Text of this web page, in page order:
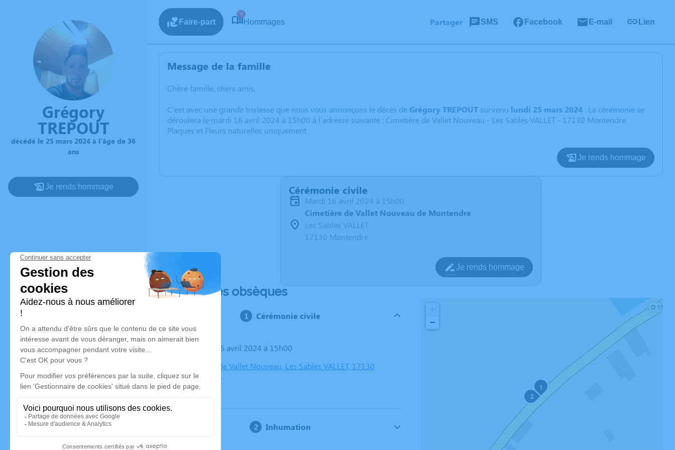
Grégory
TREPOUT
décédé le 25 mars 2024 à l'âge de 36
ans
Je rends hommage
Faire-part
38
Hommages Partager SMS Facebook E-mail Lien
Message de la famille
Chère famille, chers amis,
C'est avec une grande tristesse que nous vous annonçons le décès de Grégory TREPOUT survenu lundi 25 mars 2024 . La cérémonie se
déroulera le mardi 16 avril 2024 à 15h00 à l'adresse suivante : Cimetière de Vallet Nouveau - Les Sables VALLET - 17130 Montendre.
Plaques et Fleurs naturelles uniquement
Je rends hommage
Cérémonie civile
mardi 16 avril 2024 à 15h00
Cimetière de Vallet Nouveau de Montendre
Les Sables VALLET
17130 Montendre
Je rends hommage
Déroulé des obsèques
Cérémonie civile
Le mardi 16 avril 2024 à 15h00
Cimetière de Vallet Nouveau, Les Sables VALLET, 17130
Montendre
Inhumation
1
2
−